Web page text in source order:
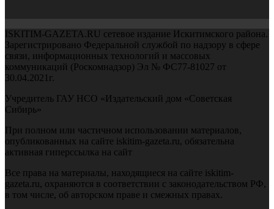
ISKITIM-GAZETA.RU сетевое издание Искитимского района.
Зарегистрировано Федеральной службой по надзору в сфере
связи, информационных технологий и массовых
коммуникаций (Роскомнадзор) Эл № ФС77-81027 от
30.04.2021г.
Учредитель ГАУ НСО «Издательский дом «Советская
Сибирь»
При полном или частичном использовании материалов,
опубликованных на сайте iskitim-gazeta.ru, обязательна
активная гиперссылка на сайт
Все права на материалы, находящиеся на сайте iskitim-
gazeta.ru, охраняются в соответствии с законодательством РФ,
в том числе, об авторском праве и смежных правах.